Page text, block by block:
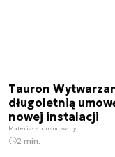
Tauron
długoletnią
nowej instalacji
Materiał sponsorowany
2 min.